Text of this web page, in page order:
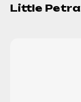
Little Petra